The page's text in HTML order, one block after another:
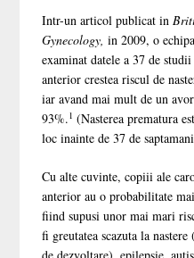
Intr-un articol publicat in
Gynecology, in 2009, o
examinat datele a 37 de
anterior crestea riscul de
iar avand mai mult de un
93%.1 (Nasterea prematura
loc inainte de 37 de
Cu alte cuvinte, copiii ale
anterior au o probabilitate
fiind supusi unor mai mari
fi greutatea scazuta la